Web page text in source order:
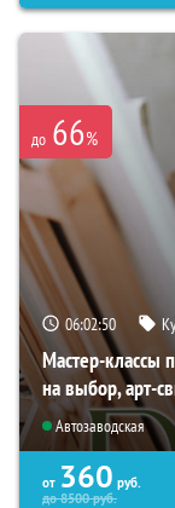
до 66%
06:02:49
Мастер-классы
на выбор, арт-
Автозаводская
от 360 руб.
до8500руб.